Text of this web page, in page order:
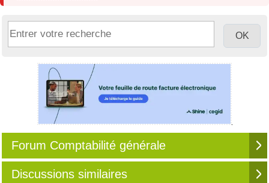
Forum Comptabilité générale
Discussions similaires